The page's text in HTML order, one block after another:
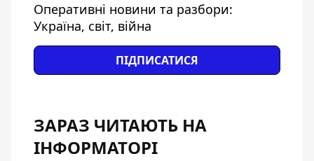
Оперативні новини та разбори:
Україна, світ, війна
ПІДПИСАТИСЯ
ЗАРАЗ ЧИТАЮТЬ НА
ІНФОРМАТОРІ